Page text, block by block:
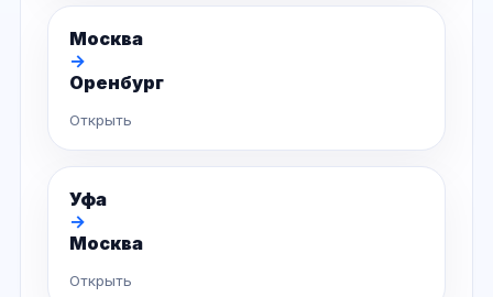
Москва
→
Оренбург
Открыть
Уфа
→
Москва
Открыть